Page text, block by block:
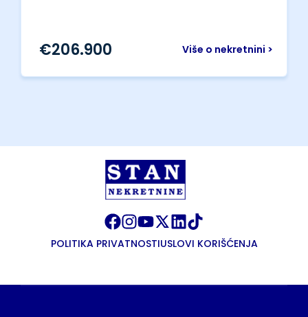
Više o nekretnini >
€206.900
POLITIKA PRIVATNOSTIUSLOVI KORIŠĆENJA